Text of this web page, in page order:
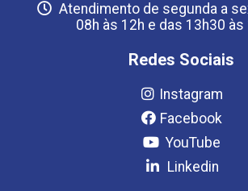
Atendimento de segunda a
08h às 12h e das 13h30 às
Redes Sociais
Instagram
Facebook
YouTube
Linkedin